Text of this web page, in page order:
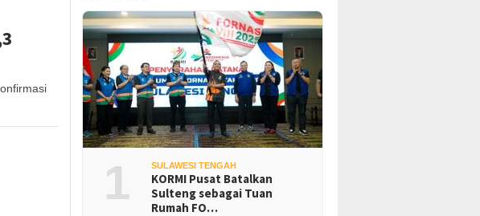
1 SULAWESI TENGAH
KORMI Pusat Batalkan
Sulteng sebagai Tuan
Rumah FO…